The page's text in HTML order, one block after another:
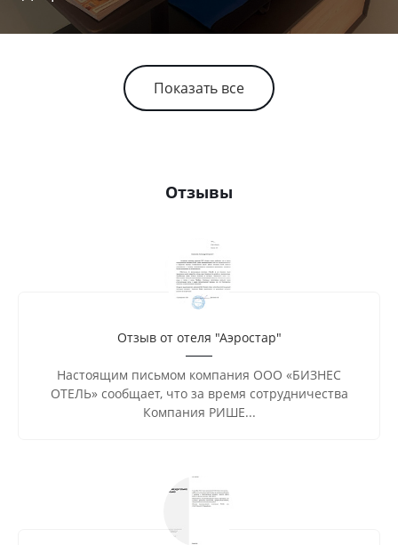
Показать все
Отзывы
Отзыв от отеля "Аэростар"
Настоящим письмом компания ООО «БИЗНЕС
ОТЕЛЬ» сообщает, что за время сотрудничества
Компания РИШЕ...